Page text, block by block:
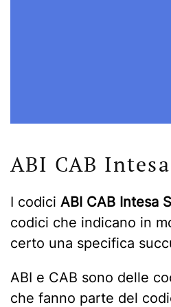
ABI CAB
I codici ABI CAB Intesa
codici che indicano in
certo una specifica
ABI e CAB sono delle
che fanno parte del